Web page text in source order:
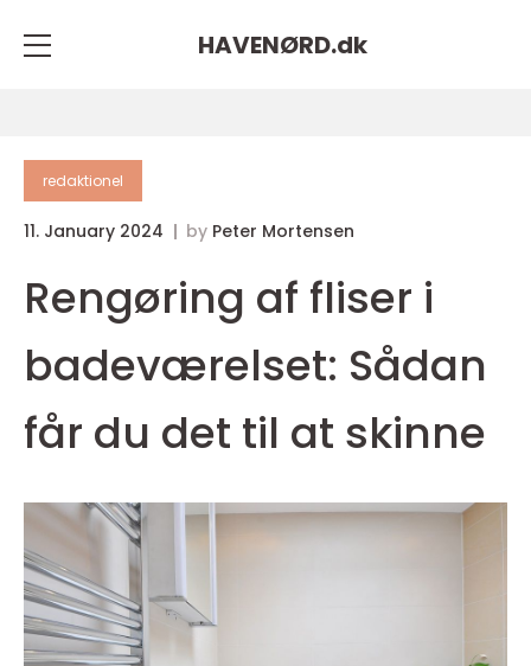
HAVENØRD.dk
redaktionel
11. January 2024 by Peter Mortensen
Rengøring af fliser i
badeværelset: Sådan
får du det til at skinne